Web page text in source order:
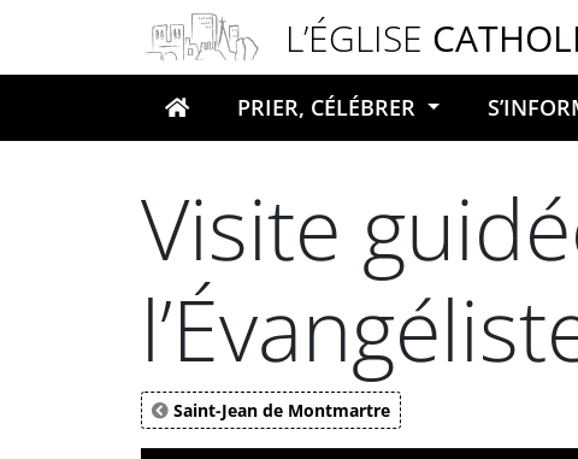
L’ÉGLISE
Votre recherche
PRIER, CÉLÉBRER
Visite
Saint-Jean de Montmartre
Panneau de gestion des cookies